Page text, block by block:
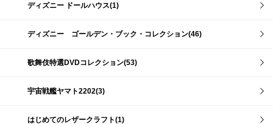
ディズニー ドールハウス(1)
ディズニー ゴールデン・ブック・コレクション(46)
歌舞伎特選DVDコレクション(53)
宇宙戦艦ヤマト2202(3)
はじめてのレザークラフト(1)